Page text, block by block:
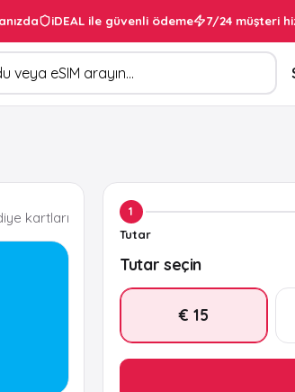
iDEAL ile güvenli ödeme 7/24 müşteri
kartları 1
Tutar
Tutar seçin
€ 15